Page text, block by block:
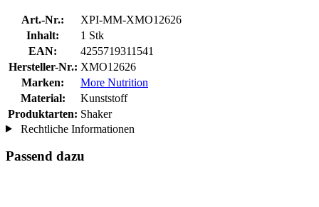
Art.-Nr.:
XPI-MM-XMO12626
Inhalt:
1 Stk
EAN:
4255719311541
Hersteller-Nr.: XMO12626
Marken:
More Nutrition
Material:
Kunststoff
Produktarten: Shaker
Rechtliche Informationen
Passend dazu